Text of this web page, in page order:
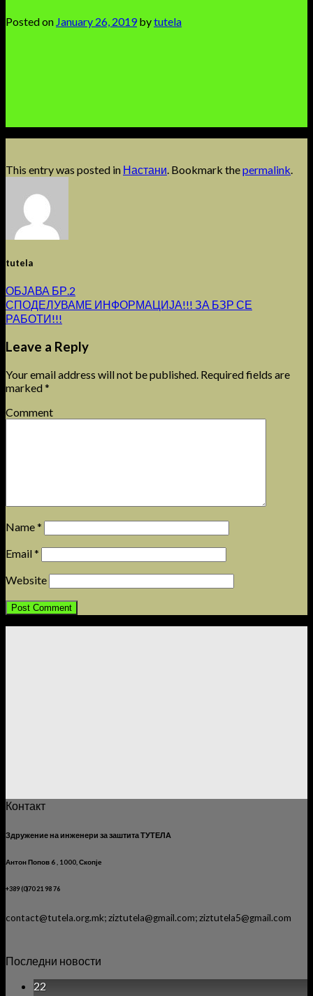
Posted on January 26, 2019bytutela
This entry was posted in Настани. Bookmark thepermalink.
tutela
ОБЈАВА БР.2
СПОДЕЛУВАМЕ ИНФОРМАЦИЈА!!! ЗА БЗР СЕ
РАБОТИ!!!
Leave a Reply
Your email address will not be published. Required fields are
marked*
Comment
Name*
Email*
Website
Контакт
Здружение на инженери за заштита ТУТЕЛА
Антон Попов 6 , 1000, Скопје
+389 (0)70 21 98 76
contact@tutela.org.mk; ziztutela@gmail.com; ziztutela5@gmail.com
Последни новости
22